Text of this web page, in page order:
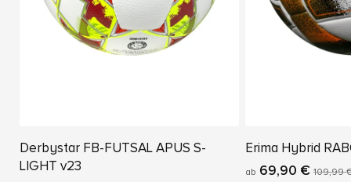
Derbystar FB-FUTSAL APUS S-
LIGHT v23
Erima Hybrid
ab 69,90 € 109,99